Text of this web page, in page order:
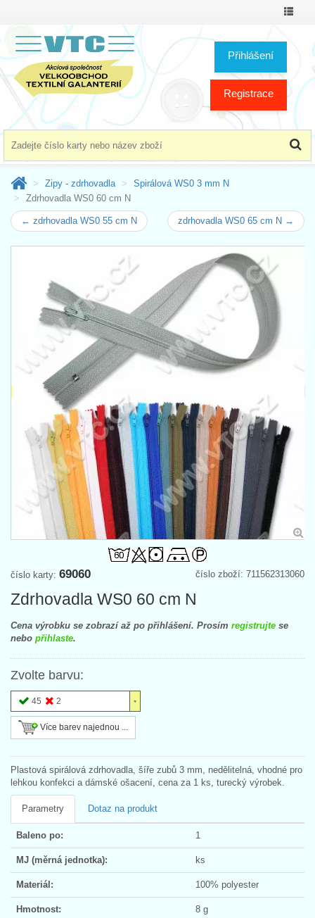
Přihlášení
Registrace
Zipy - zdrhovadla
Spirálová WS0 3 mm N
Zdrhovadla WS0 60 cm N
← zdrhovadla WS0 55 cm N zdrhovadla WS0 65 cm N →
číslo zboží: 711562313060
číslo karty: 69060
Zdrhovadla WS0 60 cm N
Cena výrobku se zobrazí až po přihlášení. Prosím registrujte se
nebo přihlaste.
Zvolte barvu:
45 2
Více barev najednou ...
Plastová spirálová zdrhovadla, šíře zubů 3 mm, nedělitelná, vhodné pro
lehkou konfekci a dámské ošacení, cena za 1 ks, turecký výrobek.
Parametry Dotaz na produkt
Baleno po: 1
MJ (měrná jednotka): ks
Materiál: 100% polyester
Hmotnost: 8 g